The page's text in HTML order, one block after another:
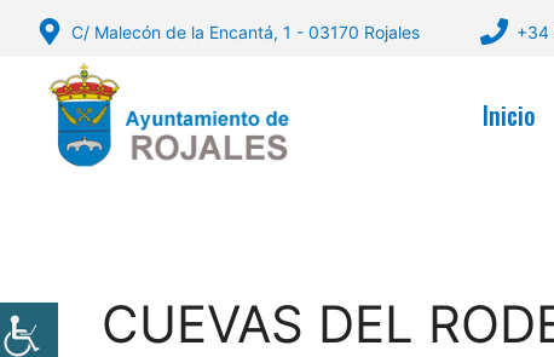
Saltar
contenido
C/ Malecón de la Encantá, 1 - 03170 Rojales +34
Inicio
CUEVAS DEL